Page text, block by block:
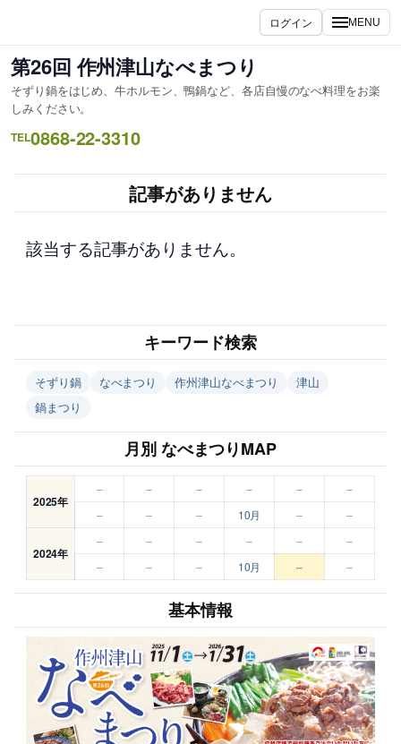
を
ス
キ
ッ
プ
ログイン MENU
第26回 作州津山なべまつり
そずり鍋をはじめ、牛ホルモン、鴨鍋など、各店自慢のなべ料理をお楽
しみください。
TEL0868-22-3310
記事がありません
該当する記事がありません。
キーワード検索
そずり鍋 なべまつり 作州津山なべまつり
津山
鍋まつり
月別 なべまつりMAP
2025年
– – – – –
–
–
– – 10月 – –
2024年
– – – – –
–
–
– – 10月 – –
基本情報